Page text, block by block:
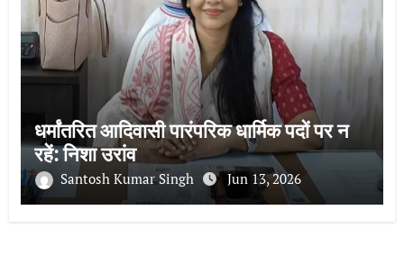
धर्मांतरित आदिवासी पारंपरिक धार्मिक पदों पर न
रहें: निशा उरांव
Santosh Kumar Singh Jun 13, 2026